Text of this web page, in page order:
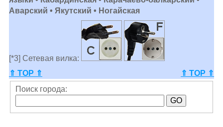
Аварский • Якутский • Ногайская
[*3] Сетевая вилка:
⇑ TOP ⇑
⇑ TOP ⇑
Поиск города: